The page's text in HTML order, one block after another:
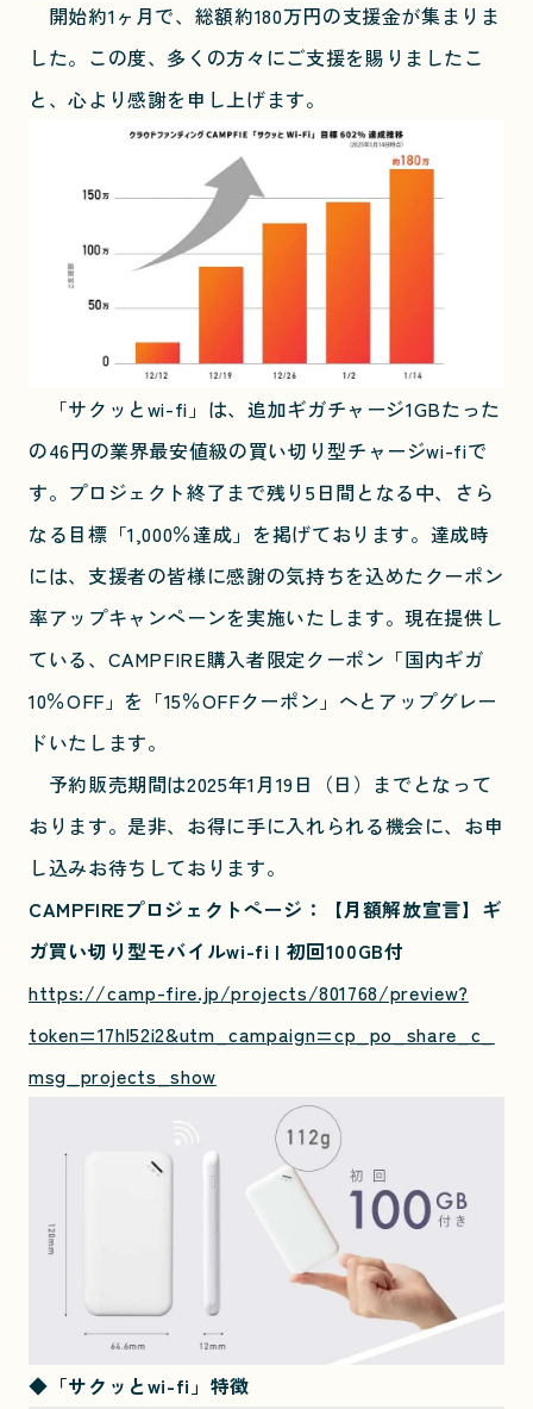
開始約1ヶ月で、総額約180万円の支援金が集まりま
した。この度、多くの方々にご支援を賜りましたこ
と、心より感謝を申し上げます。
「サクッとwi-fi」は、追加ギガチャージ1GBたった
の46円の業界最安値級の買い切り型チャージwi-fiで
す。プロジェクト終了まで残り5日間となる中、さら
なる目標「1,000％達成」を掲げております。達成時
には、支援者の皆様に感謝の気持ちを込めたクーポン
率アップキャンペーンを実施いたします。現在提供し
ている、CAMPFIRE購入者限定クーポン「国内ギガ
10％OFF」を「15％OFFクーポン」へとアップグレー
ドいたします。
予約販売期間は2025年1月19日（日）までとなって
おります。是非、お得に手に入れられる機会に、お申
し込みお待ちしております。
CAMPFIREプロジェクトページ：【月額解放宣言】ギ
ガ買い切り型モバイルwi-fi | 初回100GB付
https://camp-fire.jp/projects/801768/preview?
token=17hl52i2&utm_campaign=cp_po_share_c_
msg_projects_show
◆「サクッとwi-fi」特徴